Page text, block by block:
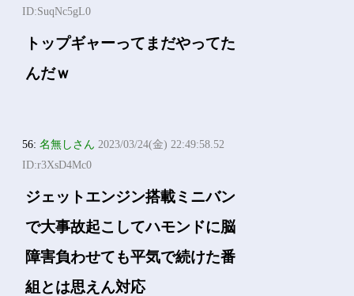
ID:SuqNc5gL0
トップギャーってまだやってた
んだｗ
56:名無しさん 2023/03/24(金) 22:49:58.52
ID:r3XsD4Mc0
ジェットエンジン搭載ミニバン
で大事故起こしてハモンドに脳
障害負わせても平気で続けた番
組とは思えん対応